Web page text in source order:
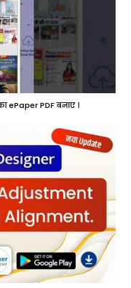
ePaper PDF बनाए ।